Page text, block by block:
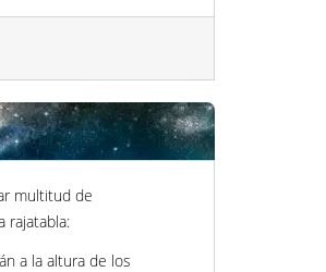
multitud de
rajatabla:
a la altura de los